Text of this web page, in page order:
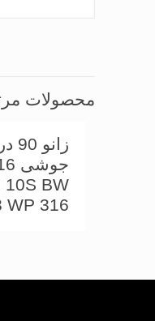
محصولات
10S BW
WP 316